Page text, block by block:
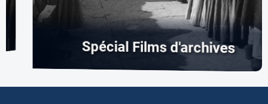
Spécial Films d'archives